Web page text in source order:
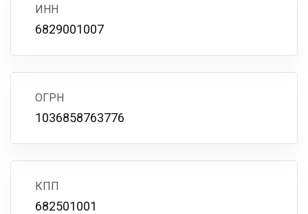
ИНН
6829001007
ОГРН
1036858763776
КПП
682501001